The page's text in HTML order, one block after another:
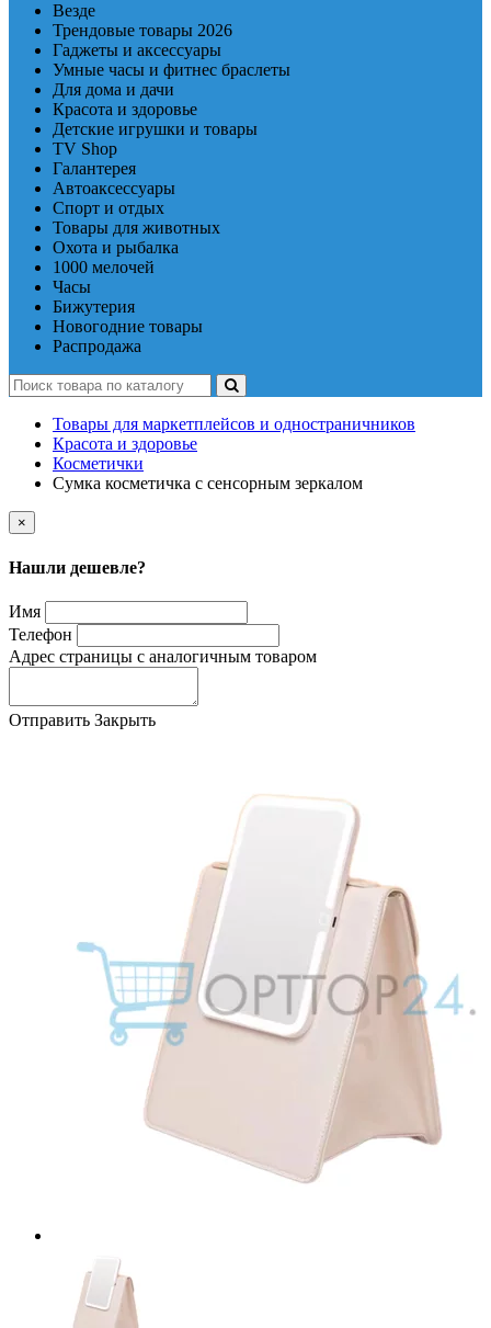
Везде
Трендовые товары 2026
Гаджеты и аксессуары
Умные часы и фитнес браслеты
Для дома и дачи
Красота и здоровье
Детские игрушки и товары
TV Shop
Галантерея
Автоаксессуары
Спорт и отдых
Товары для животных
Охота и рыбалка
1000 мелочей
Часы
Бижутерия
Новогодние товары
Распродажа
Товары для маркетплейсов и одностраничников
Красота и здоровье
Косметички
Сумка косметичка с сенсорным зеркалом
×
Нашли дешевле?
Имя
Телефон
Адрес страницы с аналогичным товаром
Отправить Закрыть